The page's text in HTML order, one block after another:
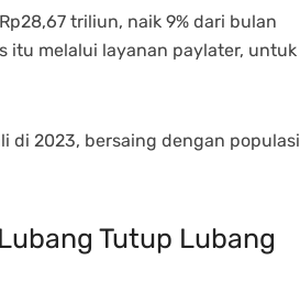
triliun, naik 9% dari bulan
itu melalui layanan paylater, untuk
di 2023, bersaing dengan populasi
Tutup Lubang